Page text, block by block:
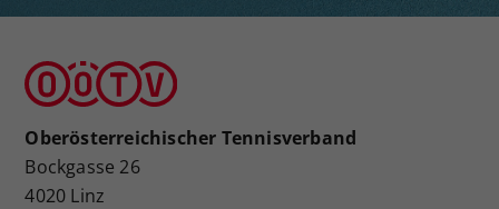
Oberösterreichischer Tennisverband
Bockgasse 26
4020 Linz